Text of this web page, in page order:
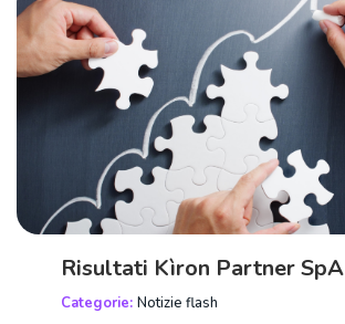
Risultati Kìron Partner SpA
Categorie: Notizie flash